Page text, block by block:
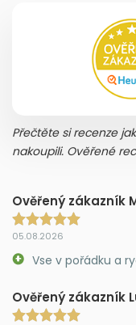
Přečtěte si recenze
nakoupili. Ověřené
Ověřený zákazník
05.08.2026
Vse v pořádku a
Ověřený zákazník